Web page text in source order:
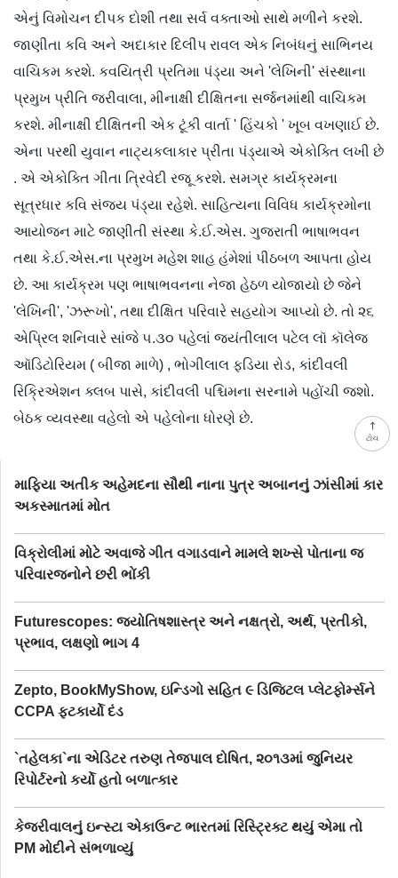
ટોચ
એનું વિમોચન દીપક દોશી તથા સર્વ વક્તાઓ સાથે મળીને કરશે.
જાણીતા કવિ અને અદાકાર દિલીપ રાવલ એક નિબંધનું સાભિનય
વાચિકમ કરશે. કવયિત્રી પ્રતિમા પંડ્યા અને 'લેખિની' સંસ્થાના
પ્રમુખ પ્રીતિ જરીવાલા, મીનાક્ષી દીક્ષિતના સર્જનમાંથી વાચિકમ
કરશે. મીનાક્ષી દીક્ષિતની એક ટૂંકી વાર્તા ' હિંચકો ' ખૂબ વખણાઈ છે.
એના પરથી યુવાન નાટ્યકલાકાર પ્રીતા પંડ્યાએ એકોક્તિ લખી છે
. એ એકોક્તિ ગીતા ત્રિવેદી રજૂ કરશે. સમગ્ર કાર્યક્રમના
સૂત્રધાર કવિ સંજય પંડ્યા રહેશે. સાહિત્યના વિવિધ કાર્યક્રમોના
આયોજન માટે જાણીતી સંસ્થા કે.ઈ.એસ. ગુજરાતી ભાષાભવન
તથા કે.ઈ.એસ.ના પ્રમુખ મહેશ શાહ હંમેશાં પીઠબળ આપતા હોય
છે. આ કાર્યક્રમ પણ ભાષાભવનના નેજા હેઠળ યોજાયો છે જેને
'લેખિની', 'ઝરૂખો', તથા દીક્ષિત પરિવારે સહયોગ આપ્યો છે. તો ૨૬
એપ્રિલ શનિવારે સાંજે ૫.૩૦ પહેલાં જયંતીલાલ પટેલ લૉ કૉલેજ
ઑડિટોરિયમ ( બીજા માળે) , ભોગીલાલ ફડિયા રોડ, કાંદીવલી
રિક્રિએશન ક્લબ પાસે, કાંદીવલી પશ્ચિમના સરનામે પહોંચી જશો.
બેઠક વ્યવસ્થા વહેલો એ પહેલોના ધોરણે છે.
માફિયા અતીક અહેમદના સૌથી નાના પુત્ર અબાનનું ઝાંસીમાં કાર
અકસ્માતમાં મોત
વિક્રોલીમાં મોટે અવાજે ગીત વગાડવાને મામલે શખ્સે પોતાના જ
પરિવારજનોને છરી ભોંકી
Futurescopes: જ્યોતિષશાસ્ત્ર અને નક્ષત્રો, અર્થ, પ્રતીકો,
પ્રભાવ, લક્ષણો ભાગ 4
Zepto, BookMyShow, ઇન્ડિગો સહિત ૯ ડિજિટલ પ્લેટફોર્મ્સને
CCPA ફટકાર્યો દંડ
`તહેલકા`ના એડિટર તરુણ તેજપાલ દોષિત, ૨૦૧૩માં જુનિયર
રિપોર્ટરનો કર્યો હતો બળાત્કાર
કેજરીવાલનું ઇન્સ્ટા એકાઉન્ટ ભારતમાં રિસ્ટ્રિક્ટ થયું એમા તો
PM મોદીને સંભળાવ્યું